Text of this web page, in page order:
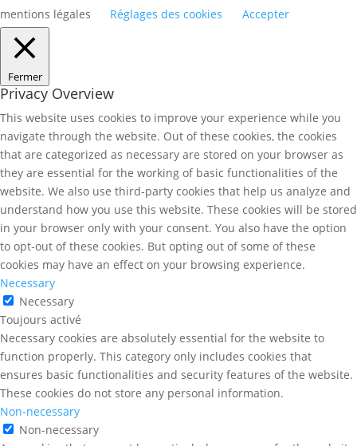
mentions légales
Réglages des cookies Accepter
Fermer
Privacy Overview
This website uses cookies to improve your experience while you
navigate through the website. Out of these cookies, the cookies
that are categorized as necessary are stored on your browser as
they are essential for the working of basic functionalities of the
website. We also use third-party cookies that help us analyze and
understand how you use this website. These cookies will be stored
in your browser only with your consent. You also have the option
to opt-out of these cookies. But opting out of some of these
cookies may have an effect on your browsing experience.
Necessary
Necessary
Toujours activé
Necessary cookies are absolutely essential for the website to
function properly. This category only includes cookies that
ensures basic functionalities and security features of the website.
These cookies do not store any personal information.
Non-necessary
Non-necessary